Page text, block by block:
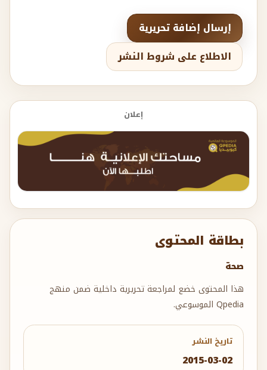
بطاقة المحتوى
صحة
هذا المحتوى خضع لمراجعة تحريرية داخلية ضمن منهج
Qpedia الموسوعي.
تاريخ النشر
2015-03-02
إرسال إضافة تحريرية
الاطلاع على شروط النشر
إعلان